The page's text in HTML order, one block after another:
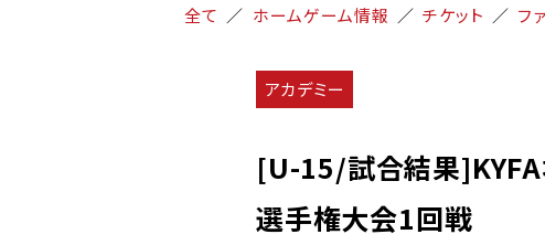
全て ホームゲーム情報 チケット フ
アカデミー
[U-15/試合結果
選手権大会1回戦